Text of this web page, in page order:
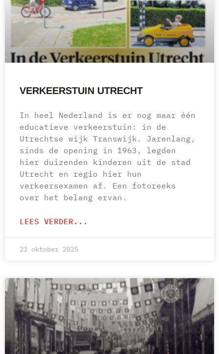
VERKEERSTUIN UTRECHT
In heel Nederland is er nog maar één
educatieve verkeerstuin: in de
Utrechtse wijk Transwijk. Jarenlang,
sinds de opening in 1963, legden
hier duizenden kinderen uit de stad
Utrecht en regio hier hun
verkeersexamen af. Een fotoreeks
over het belang ervan.
LEES VERDER...
23 oktober 2025